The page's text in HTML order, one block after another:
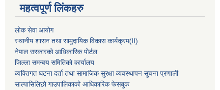
महत्वपूर्ण लिंकहरु
लोक सेवा आयोग
स्थानीय शासन तथा सामुदायिक विकास कार्यक्रम(II)
नेपाल सरकारको आधिकारिक पोर्टल
जिल्ला समन्वय समितिको कार्यालय
व्यक्तिगत घटना दर्ता तथा सामाजिक सुरक्षा व्यवस्थापन सुचना प्रणाली
साल्पासिलिछो गाउपालिकाको आधिकारिक फेसबुक